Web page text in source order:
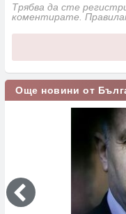
Трябва да сте
коментирате.
Още новини от